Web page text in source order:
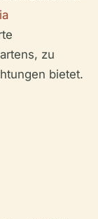
zu
bietet.